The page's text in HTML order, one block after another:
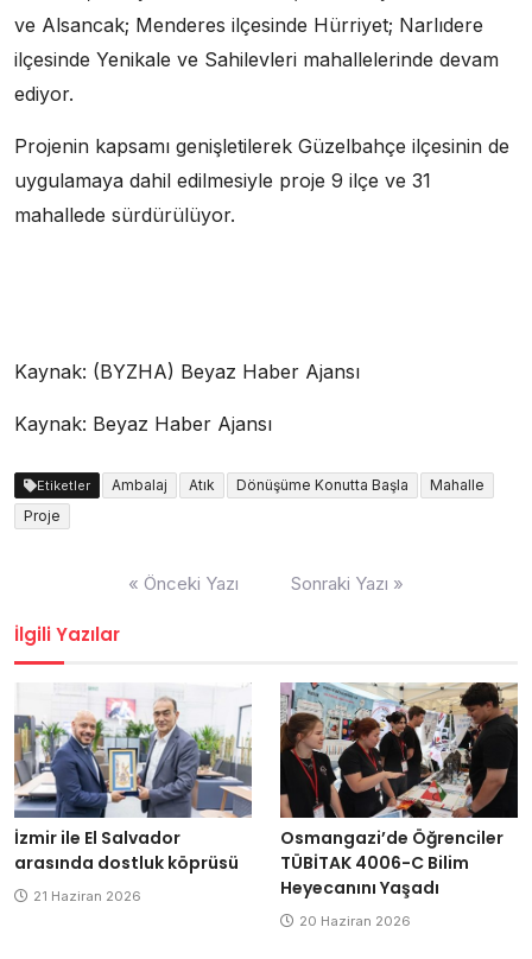
ve Alsancak; Menderes ilçesinde Hürriyet; Narlıdere
ilçesinde Yenikale ve Sahilevleri mahallelerinde devam
ediyor.
Projenin kapsamı genişletilerek Güzelbahçe ilçesinin de
uygulamaya dahil edilmesiyle proje 9 ilçe ve 31
mahallede sürdürülüyor.
Kaynak: (BYZHA) Beyaz Haber Ajansı
Kaynak: Beyaz Haber Ajansı
Etiketler Ambalaj Atık Dönüşüme Konutta Başla
Mahalle
Proje
« Önceki Yazı Sonraki Yazı »
İlgili Yazılar
İzmir ile El Salvador
arasında dostluk köprüsü
21 Haziran 2026
Osmangazi’de Öğrenciler
TÜBİTAK 4006-C Bilim
Heyecanını Yaşadı
20 Haziran 2026